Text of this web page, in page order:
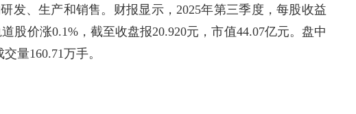
发、生产和销售。财报显示，2025年第三季度，每股收益
股价涨0.1%，截至收盘报20.920元，市值44.07亿元。盘中
量160.71万手。